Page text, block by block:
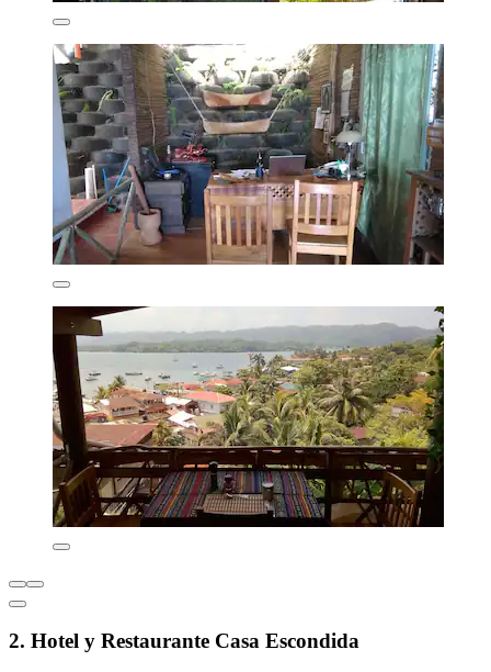
2. Hotel y Restaurante Casa Escondida